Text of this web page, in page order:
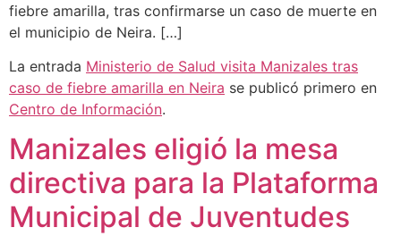
fiebre amarilla, tras confirmarse un caso de muerte en
el municipio de Neira. […]
La entrada Ministerio de Salud visita Manizales tras
caso de fiebre amarilla en Neira se publicó primero en
Centro de Información.
Manizales eligió la mesa
directiva para la Plataforma
Municipal de Juventudes